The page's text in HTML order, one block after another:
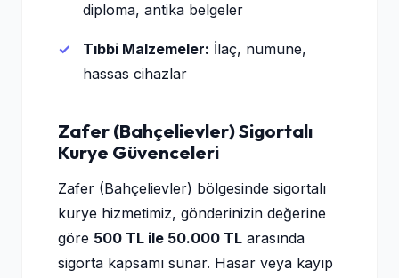
diploma, antika belgeler
Tıbbi Malzemeler: İlaç, numune,
hassas cihazlar
Zafer (Bahçelievler) Sigortalı
Kurye Güvenceleri
Zafer (Bahçelievler) bölgesinde sigortalı
kurye hizmetimiz, gönderinizin değerine
göre 500 TL ile 50.000 TL arasında
sigorta kapsamı sunar. Hasar veya kayıp